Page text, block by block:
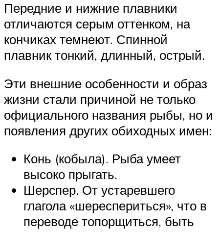
Передние и нижние плавники
отличаются серым оттенком, на
кончиках темнеют. Спинной
плавник тонкий, длинный, острый.
Эти внешние особенности и образ
жизни стали причиной не только
официального названия рыбы, но и
появления других обиходных имен:
Конь (кобыла). Рыба умеет
высоко прыгать.
Шерспер. От устаревшего
глагола «шереспериться», что в
переводе топорщиться, быть